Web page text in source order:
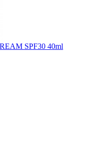
SPF30 40ml